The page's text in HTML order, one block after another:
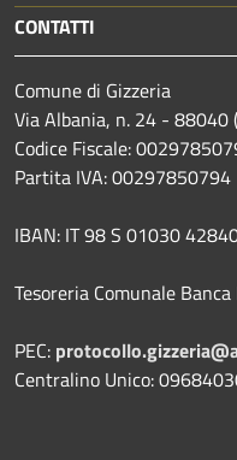
CONTATTI
Comune di Gizzeria
Via Albania, n. 24 - 88040
Codice Fiscale:
Partita IVA: 00297850794
IBAN: IT 98 S 01030
Tesoreria Comunale
PEC:
Centralino Unico: